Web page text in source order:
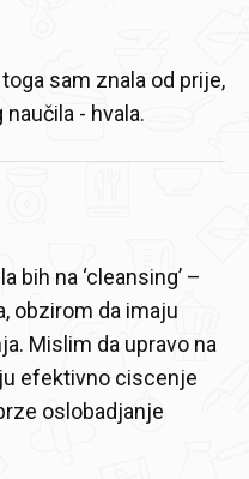
sam znala od prije,
- hvala.
bih na ‘cleansing’ –
obzirom da imaju
Mislim da upravo na
efektivno ciscenje
oslobadjanje